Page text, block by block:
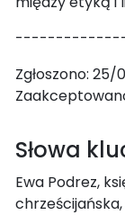
Zgłoszono:
Słowa
Ewa Podrez,